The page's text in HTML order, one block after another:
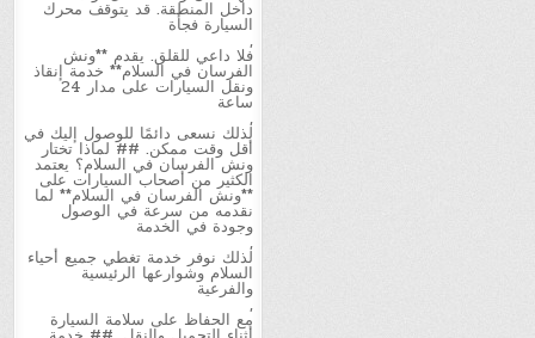
داخل المنطقة. قد يتوقف محرك
السيارة فجأة
,
فلا داعي للقلق. يقدم **ونش
الفرسان في السلام** خدمة إنقاذ
ونقل السيارات على مدار 24
ساعة
,
لذلك نسعى دائمًا للوصول إليك في
أقل وقت ممكن. ## لماذا تختار
ونش الفرسان في السلام؟ يعتمد
الكثير من أصحاب السيارات على
**ونش الفرسان في السلام** لما
نقدمه من سرعة في الوصول
وجودة في الخدمة
,
لذلك نوفر خدمة تغطي جميع أحياء
السلام وشوارعها الرئيسية
والفرعية
,
مع الحفاظ على سلامة السيارة